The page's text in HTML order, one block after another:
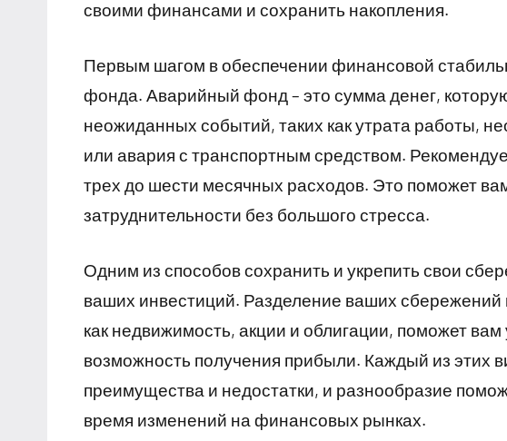
своими финансами и сохранить накопления.
Первым шагом в обеспечении финансовой
фонда. Аварийный фонд – это сумма денег,
неожиданных событий, таких как утрата работы,
или авария с транспортным средством.
трех до шести месячных расходов. Это поможет
затруднительности без большого стресса.
Одним из способов сохранить и укрепить свои
ваших инвестиций. Разделение ваших сбережений
как недвижимость, акции и облигации, поможет
возможность получения прибыли. Каждый из этих
преимущества и недостатки, и разнообразие
время изменений на финансовых рынках.